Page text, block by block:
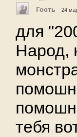
Гость 24
для
Народ,
тебя